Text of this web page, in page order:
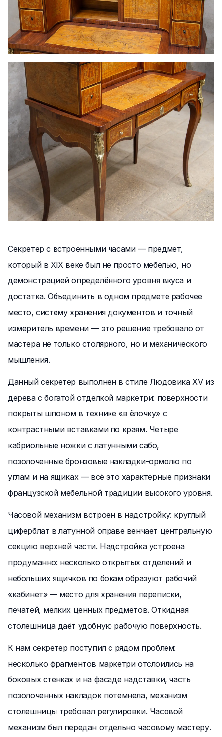
Секретер с встроенными часами — предмет,
который в XIX веке был не просто мебелью, но
демонстрацией определённого уровня вкуса и
достатка. Объединить в одном предмете рабочее
место, систему хранения документов и точный
измеритель времени — это решение требовало от
мастера не только столярного, но и механического
мышления.
Данный секретер выполнен в стиле Людовика XV из
дерева с богатой отделкой маркетри: поверхности
покрыты шпоном в технике «в ёлочку» с
контрастными вставками по краям. Четыре
кабриольные ножки с латунными сабо,
позолоченные бронзовые накладки-ормолю по
углам и на ящиках — всё это характерные признаки
французской мебельной традиции высокого уровня.
Часовой механизм встроен в надстройку: круглый
циферблат в латунной оправе венчает центральную
секцию верхней части. Надстройка устроена
продуманно: несколько открытых отделений и
небольших ящичков по бокам образуют рабочий
«кабинет» — место для хранения переписки,
печатей, мелких ценных предметов. Откидная
столешница даёт удобную рабочую поверхность.
К нам секретер поступил с рядом проблем:
несколько фрагментов маркетри отслоились на
боковых стенках и на фасаде надставки, часть
позолоченных накладок потемнела, механизм
столешницы требовал регулировки. Часовой
механизм был передан отдельно часовому мастеру.